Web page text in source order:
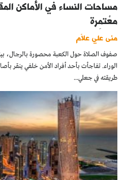
مساحات النساء في الأماكن
معْتمِرة
منى علي علاّم
صفوف الصلاة حول الكعبة محصورة بالرجال،
الوراء. تفاجأت بأحد أفراد الأمن خلفي ينقر
طريقته في جعلي...